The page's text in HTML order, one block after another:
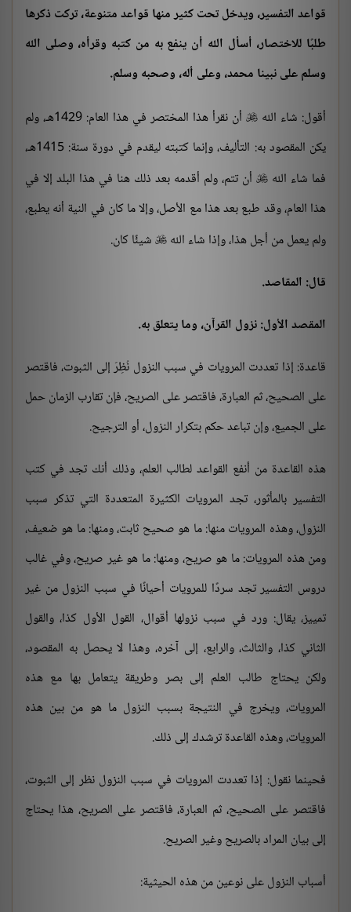
قواعد التفسير، ويدخل تحت كثير منها قواعد متنوعة، تركت ذكرها
طلبًا للاختصار، أسأل الله أن ينفع به من كتبه وقرأه، وصلى الله
وسلم على نبينا محمد، وعلى أله، وصحبه وسلم.
أقول: شاء الله 
أن نقرأ هذا المختصر في هذا العام: 1429هـ، ولم
يكن المقصود به: التأليف، وإنما كتبته ليقدم في دورة سنة: 1415هـ،
فما شاء الله  أن تتم، ولم أقدمه بعد ذلك هنا في هذا البلد إلا في
هذا العام، وقد طبع بعد هذا مع الأصل، وإلا ما كان في النية أنه يطبع،
ولم يعمل من أجل هذا، وإذا شاء الله  شيئًا كان.
قال: المقاصد.
المقصد الأول: نزول القرآن، وما يتعلق به.
قاعدة: إذا تعددت المرويات في سبب النزول نُظِرَ إلى الثبوت، فاقتصر
على الصحيح، ثم العبارة، فاقتصر على الصريح، فإن تقارب الزمان حمل
على الجميع، وإن تباعد حكم بتكرار النزول، أو الترجيح.
هذه القاعدة من أنفع القواعد لطالب العلم، وذلك أنك تجد في كتب
التفسير بالمأثور، تجد المرويات الكثيرة المتعددة التي تذكر سبب
النزول، وهذه المرويات منها: ما هو صحيح ثابت، ومنها: ما هو ضعيف،
ومن هذه المرويات: ما هو صريح، ومنها: ما هو غير صريح، وفي غالب
دروس التفسير تجد سردًا للمرويات أحيانًا في سبب النزول من غير
تمييز، يقال: ورد في سبب نزولها أقوال، القول الأول كذا، والقول
الثاني كذا، والثالث، والرابع، إلى آخره، وهذا لا يحصل به المقصود،
ولكن يحتاج طالب العلم إلى بصر وطريقة يتعامل بها مع هذه
المرويات، ويخرج في النتيجة بسبب النزول ما هو من بين هذه
المرويات، وهذه القاعدة ترشدك إلى ذلك.
فحينما نقول: إذا تعددت المرويات في سبب النزول نظر إلى الثبوت،
فاقتصر على الصحيح، ثم العبارة، فاقتصر على الصريح، هذا يحتاج
إلى بيان المراد بالصريح وغير الصريح.
أسباب النزول على نوعين من هذه الحيثية: